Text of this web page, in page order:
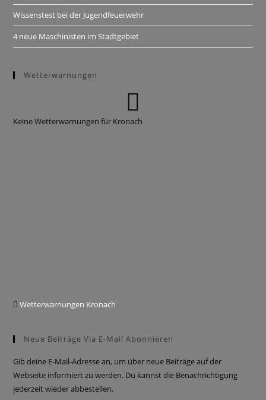
Wissenstest bei der Jugendfeuerwehr
4 neue Maschinisten im Stadtgebiet
Wetterwarnungen
Keine Wetterwarnungen für Kronach
Wetterwarnungen Kronach
Neue Beiträge Via E-Mail Abonnieren
Gib deine E-Mail-Adresse an, um über neue Beiträge auf der
Webseite informiert zu werden. Du kannst die Benachrichtigung
jederzeit wieder abbestellen.